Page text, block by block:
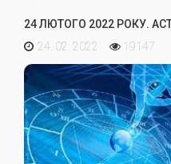
24 ЛЮТОГО 2022 РОКУ.
24. 02. 2022
19147